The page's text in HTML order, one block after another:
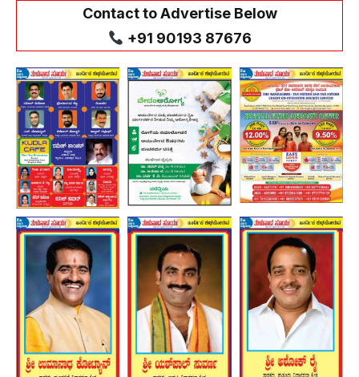
Contact to Advertise Below
+91 90193 87676